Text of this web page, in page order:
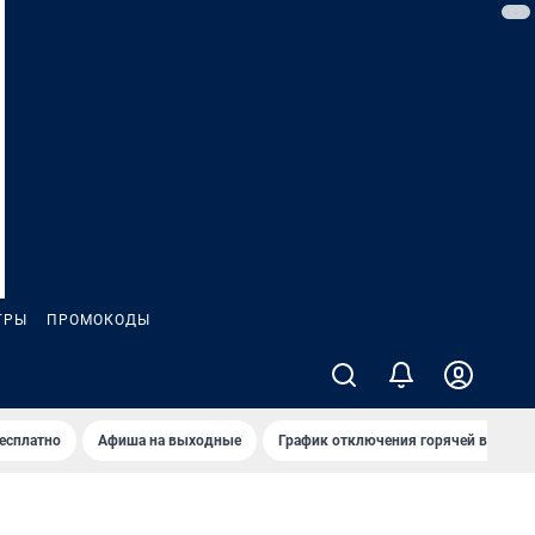
ПРОМОКОДЫ
Афиша на выходные График отключения горячей воды в